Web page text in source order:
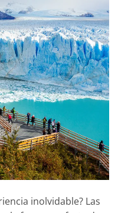
inolvidable? Las